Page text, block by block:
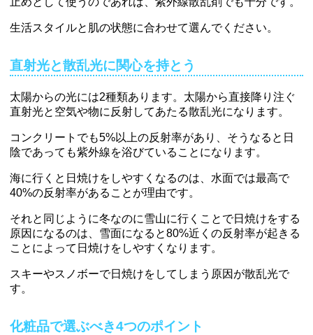
生活スタイルと肌の状態に合わせて選んでください。
直射光と散乱光に関心を持とう
太陽からの光には2種類あります。太陽から直接降り注ぐ
直射光と空気や物に反射してあたる散乱光になります。
コンクリートでも5%以上の反射率があり、そうなると日
陰であっても紫外線を浴びていることになります。
海に行くと日焼けをしやすくなるのは、水面では最高で
40%の反射率があることが理由です。
それと同じように冬なのに雪山に行くことで日焼けをする
原因になるのは、雪面になると80%近くの反射率が起きる
ことによって日焼けをしやすくなります。
スキーやスノボーで日焼けをしてしまう原因が散乱光で
す。
化粧品で選ぶべき4つのポイント